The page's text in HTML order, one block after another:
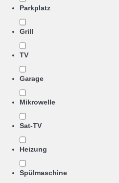
Parkplatz
Grill
TV
Garage
Mikrowelle
Sat-TV
Heizung
Spülmaschine